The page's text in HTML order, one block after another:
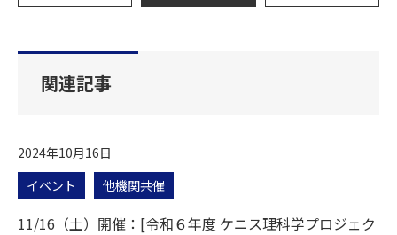
関連記事
2024年10月16日
イベント
他機関共催
11/16（土）開催：[令和６年度 ケニス理科学プロジェク